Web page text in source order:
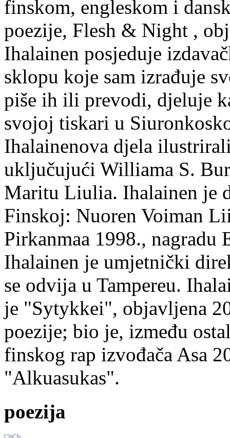
finskom, engleskom i
poezije, Flesh & Night ,
Ihalainen posjeduje
sklopu koje sam izrađuje
piše ih ili prevodi, djeluje
svojoj tiskari u
Ihalainenova djela
uključujući Williama S.
Maritu Liulia. Ihalainen je
Finskoj: Nuoren Voiman
Pirkanmaa 1998.,
Ihalainen je umjetnički
se odvija u Tampereu.
je "Sytykkei", objavljena
poezije; bio je, između
finskog rap izvođača Asa
"Alkuasukas".
poezija